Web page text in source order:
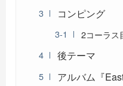
コンピング
2コーラス
後テーマ
アルバム『